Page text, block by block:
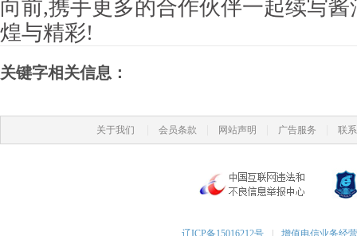
向前,携手更多的合作伙伴一起续写
煌与精彩!
关键字相关信息：
关于我们 会员条款 网站声明 广告服务 联
辽ICP备15016212号 增值电信业务经